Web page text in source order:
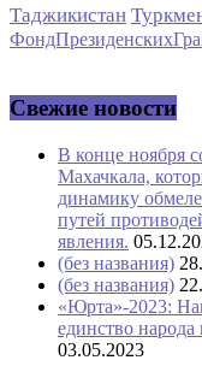
Таджикистан
Свежие новости
В конце ноября
Махачкала,
динамику
путей
явления.
(без названия)
(без названия)
«Юрта»-2023:
единство
03.05.2023